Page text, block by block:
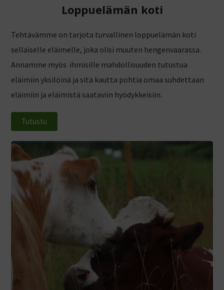
Loppuelämän koti
Tehtävämme on tarjota turvallinen loppuelämän koti
sellaiselle eläimelle, joka olisi muuten hengenvaarassa.
Annamme myös ihmisille mahdollisuuden tutustua
eläimiin yksilöinä ja sitä kautta pohtia omaa suhdettaan
eläimiin ja eläimistä saataviin hyödykkeisiin.
Tutustu